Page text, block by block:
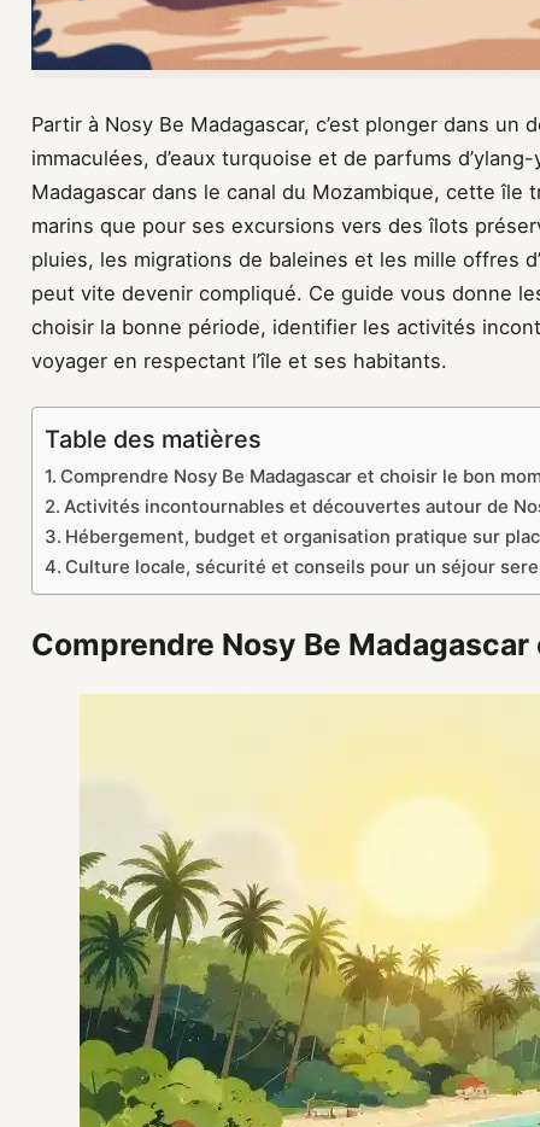
Partir à Nosy Be Madagascar, c’est plonger dans
immaculées, d’eaux turquoise et de parfums
Madagascar dans le canal du Mozambique, cette
marins que pour ses excursions vers des îlots
pluies, les migrations de baleines et les mille offres
peut vite devenir compliqué. Ce guide vous donne
choisir la bonne période, identifier les activités
voyager en respectant l’île et ses habitants.
Table des matières
Comprendre Nosy Be Madagascar et choisir le bon
Activités incontournables et découvertes autour de
Hébergement, budget et organisation pratique sur
Culture locale, sécurité et conseils pour un séjour
Comprendre Nosy Be